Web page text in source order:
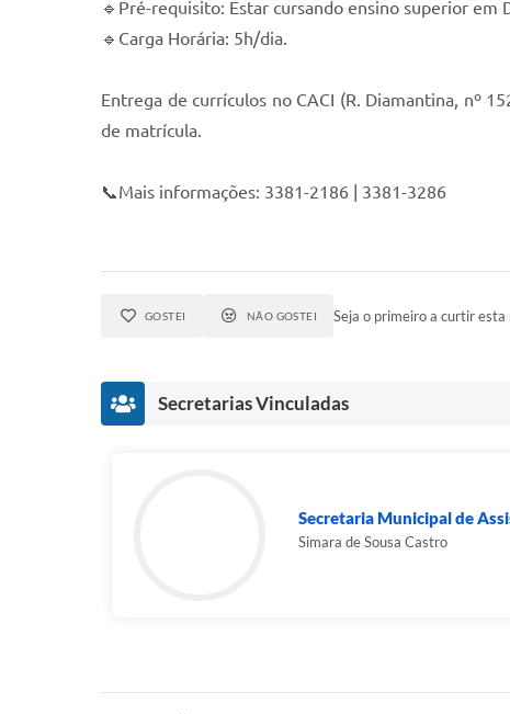
🔹Pré-requisito: Estar cursando ensino superior em
🔹Carga Horária: 5h/dia.
Entrega de currículos no CACI (R. Diamantina, nº
de matrícula.
📞Mais informações: 3381-2186 | 3381-3286
GOSTEI NÃO GOSTEI Seja o primeiro a curtir esta
Secretarias Vinculadas
Secretaria Municipal de
Simara de Sousa Castro